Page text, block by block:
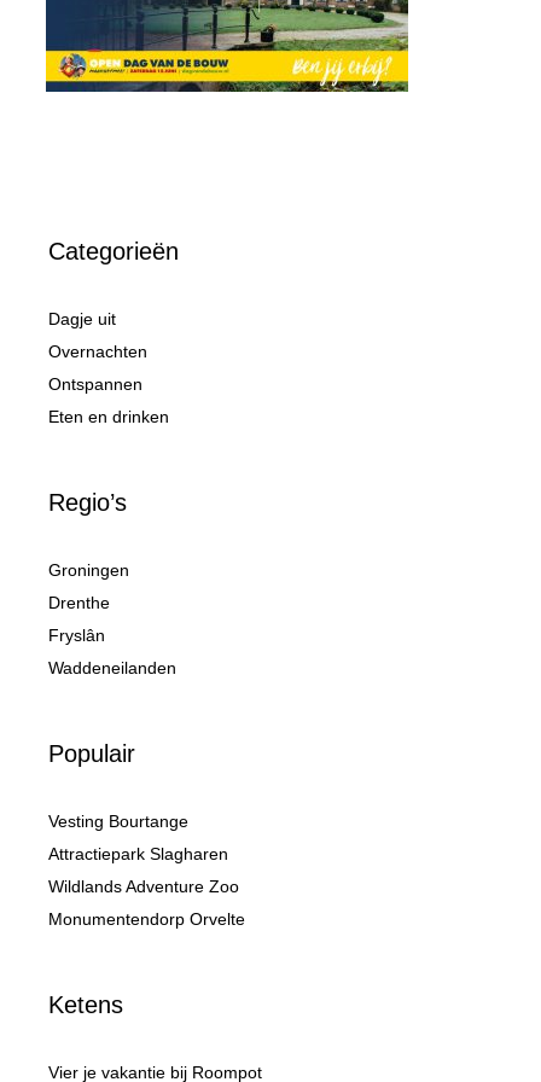
Categorieën
Dagje uit
Overnachten
Ontspannen
Eten en drinken
Regio’s
Groningen
Drenthe
Fryslân
Waddeneilanden
Populair
Vesting Bourtange
Attractiepark Slagharen
Wildlands Adventure Zoo
Monumentendorp Orvelte
Ketens
Vier je vakantie bij Roompot